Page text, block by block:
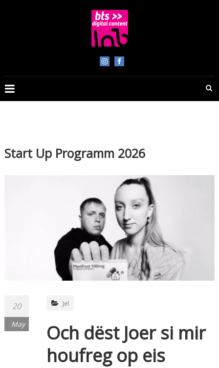
Digital
Content
Start Up Programm 2026
20
May
Jel
Och dëst Joer si mir
houfreg op eis